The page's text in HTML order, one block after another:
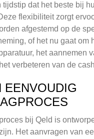
tijdstip dat het beste bij
flexibiliteit zorgt
afgestemd op de
of het nu gaat om
het aannemen
verbeteren van de
EENVOUDIG
bij Qeld is
Het aanvragen van